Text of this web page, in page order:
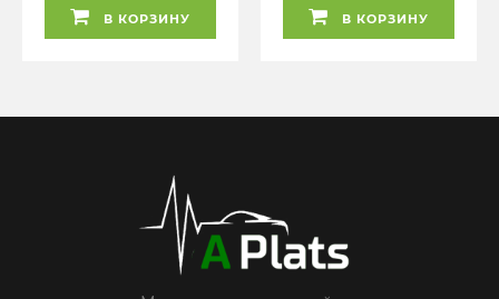
В КОРЗИНУ В КОРЗИНУ